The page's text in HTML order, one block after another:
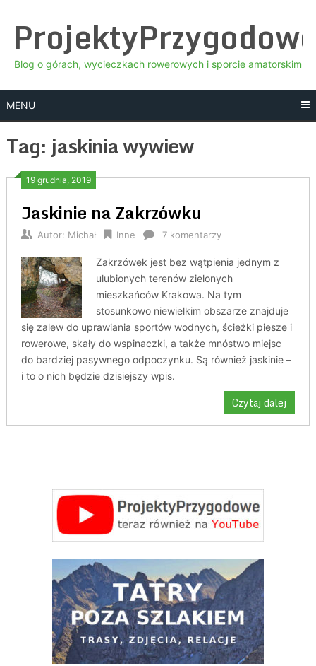
content
Blog o górach, wycieczkach rowerowych i sporcie amatorskim
MENU
Tag: jaskinia wywiew
19 grudnia, 2019
Jaskinie na Zakrzówku
Autor: Michał Inne 7 komentarzy
Zakrzówek jest bez wątpienia jednym z
ulubionych terenów zielonych
mieszkańców Krakowa. Na tym
stosunkowo niewielkim obszarze znajduje
się zalew do uprawiania sportów wodnych, ścieżki piesze i
rowerowe, skały do wspinaczki, a także mnóstwo miejsc
do bardziej pasywnego odpoczynku. Są również jaskinie –
i to o nich będzie dzisiejszy wpis.
Czytaj dalej